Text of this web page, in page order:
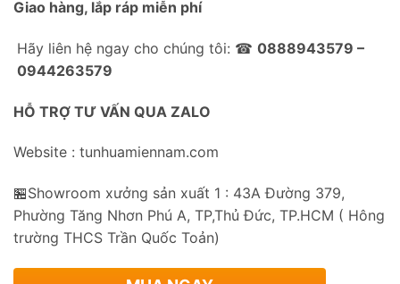
Giao hàng, lắp ráp miễn phí
Hãy liên hệ ngay cho chúng tôi: ☎ 0888943579 –
0944263579
HỖ TRỢ TƯ VẤN QUA ZALO
Website : tunhuamiennam.com
🏪Showroom xưởng sản xuất 1 : 43A Đường 379,
Phường Tăng Nhơn Phú A, TP,Thủ Đức, TP.HCM ( Hông
trường THCS Trần Quốc Toản)